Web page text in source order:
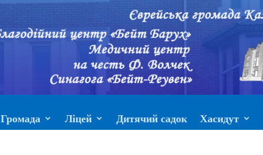
Громада Ліцей Дитячий садок Хасидут